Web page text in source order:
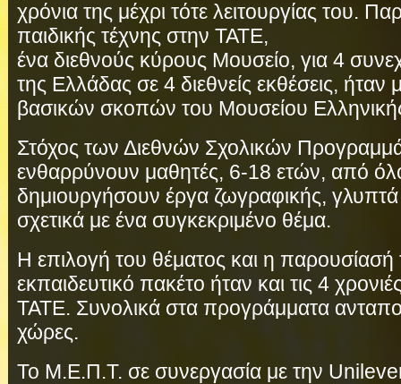
χρόνια της μέχρι τότε λειτουργίας του.
παιδικής τέχνης στην ΤΑΤΕ,
ένα διεθνούς κύρους Μουσείο, για 4
της Ελλάδας σε 4 διεθνείς εκθέσεις,
βασικών σκοπών του Μουσείου
Στόχος των Διεθνών Σχολικών
ενθαρρύνουν μαθητές, 6-18 ετών, από
δημιουργήσουν έργα ζωγραφικής, γλυπτά
σχετικά με ένα συγκεκριμένο θέμα.
Η επιλογή του θέματος και η παρουσίασή
εκπαιδευτικό πακέτο ήταν και τις 4
TATE. Συνολικά στα προγράμματα
χώρες.
Το Μ.Ε.Π.Τ. σε συνεργασία με την